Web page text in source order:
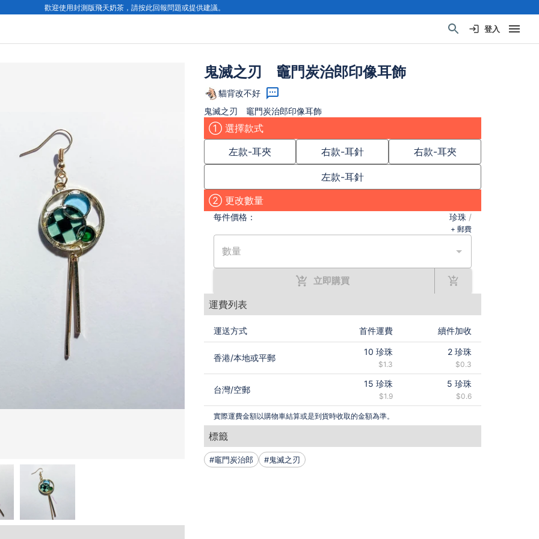
歡迎使用封測版飛天奶茶，請按此回報問題或提供建議。
登入
鬼滅之刃 竈門炭治郎印像耳飾
貓背改不好
鬼滅之刃 竈門炭治郎印像耳飾
① 選擇款式
左款-耳夾
右款-耳針 右款-耳夾
左款-耳針
② 更改數量
每件價格： 珍珠 /
+ 郵費
數量
立即購買
運費列表
運送方式 首件運費 續件加收
香港/本地或平郵
10 珍珠
$1.3
2珍珠
$0.3
台灣/空郵
15 珍珠
$1.9
5 珍珠
$0.6
實際運費金額以購物車結算或是到貨時收取的金額為準。
標籤
#竈門炭治郎 #鬼滅之刃